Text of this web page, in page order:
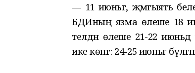
— 11 июньгә, җәмгыять
БДИның язма өлеше 18
телдән өлеше 21-22
ике көнгә: 24-25 июньгә